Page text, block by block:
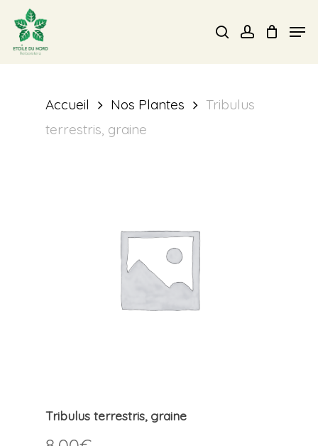
main
searchaccount
Accueil Nos Plantes
Tribulus
terrestris, graine
Tribulus terrestris, graine